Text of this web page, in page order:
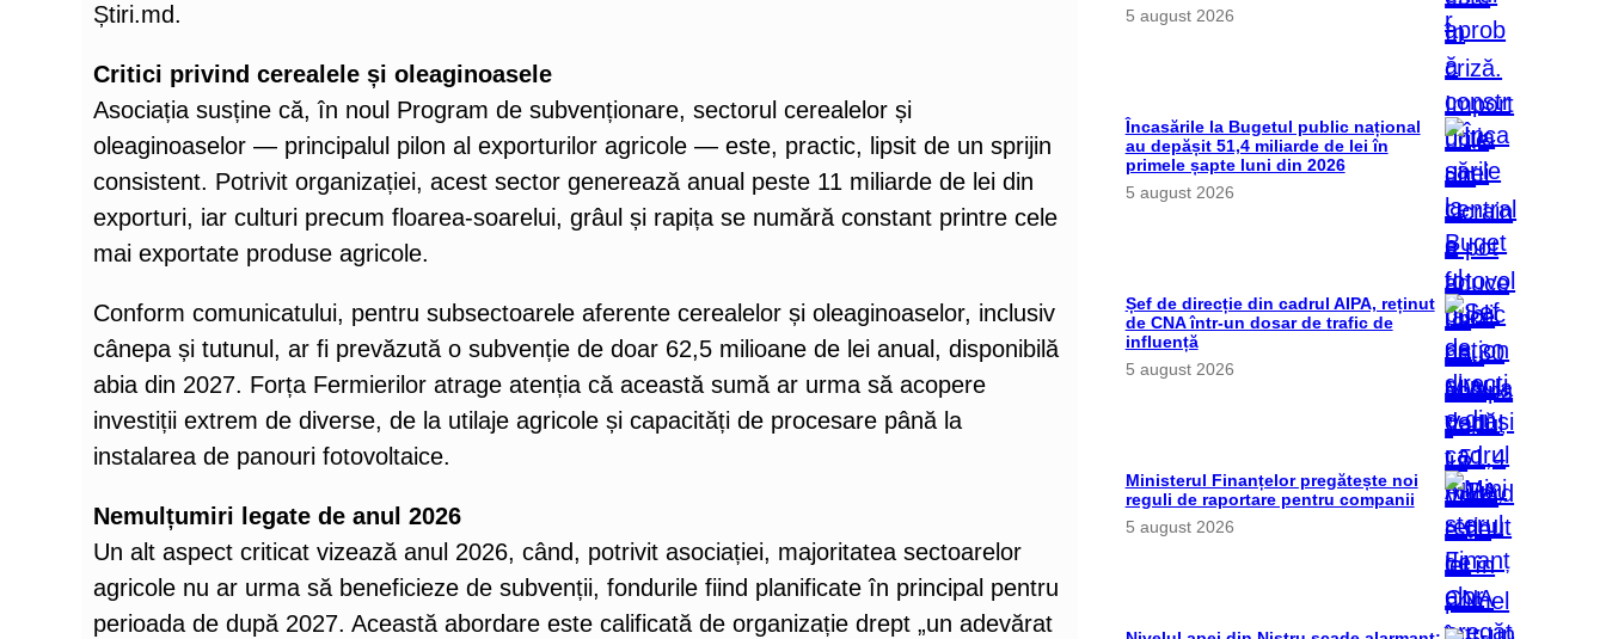
Știri.md.
Critici privind cerealele și oleaginoasele
Asociația susține că, în noul Program de subvenționare, sectorul cerealelor și
oleaginoaselor — principalul pilon al exporturilor agricole — este, practic, lipsit de un sprijin
consistent. Potrivit organizației, acest sector generează anual peste 11 miliarde de lei din
exporturi, iar culturi precum floarea-soarelui, grâul și rapița se numără constant printre cele
mai exportate produse agricole.
Conform comunicatului, pentru subsectoarele aferente cerealelor și oleaginoaselor, inclusiv
cânepa și tutunul, ar fi prevăzută o subvenție de doar 62,5 milioane de lei anual, disponibilă
abia din 2027. Forța Fermierilor atrage atenția că această sumă ar urma să acopere
investiții extrem de diverse, de la utilaje agricole și capacități de procesare până la
instalarea de panouri fotovoltaice.
Nemulțumiri legate de anul 2026
Un alt aspect criticat vizează anul 2026, când, potrivit asociației, majoritatea sectoarelor
agricole nu ar urma să beneficieze de subvenții, fondurile fiind planificate în principal pentru
perioada de după 2027. Această abordare este calificată de organizație drept „un adevărat
5 august 2026
Încasările la Bugetul public național
au depășit 51,4 miliarde de lei în
primele șapte luni din 2026
5 august 2026
Șef de direcție din cadrul AIPA, reținut
de CNA într-un dosar de trafic de
influență
5 august 2026
Ministerul Finanțelor pregătește noi
reguli de raportare pentru companii
5 august 2026